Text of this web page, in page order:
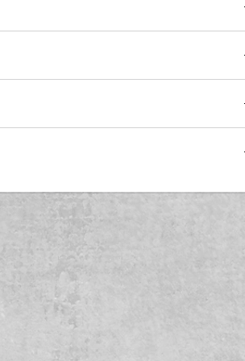
del cincelado son creación del artesano, por
calabaza. Además, cuentas con nuestro
correctamente.
centros de operaciones en Barcelona y
Desde opciones de entrega flexibles
basan en las necesidades de los clientes